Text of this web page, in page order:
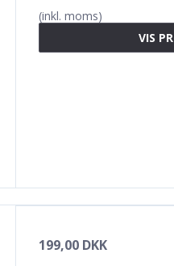
(inkl. moms)
VIS
199,00 DKK